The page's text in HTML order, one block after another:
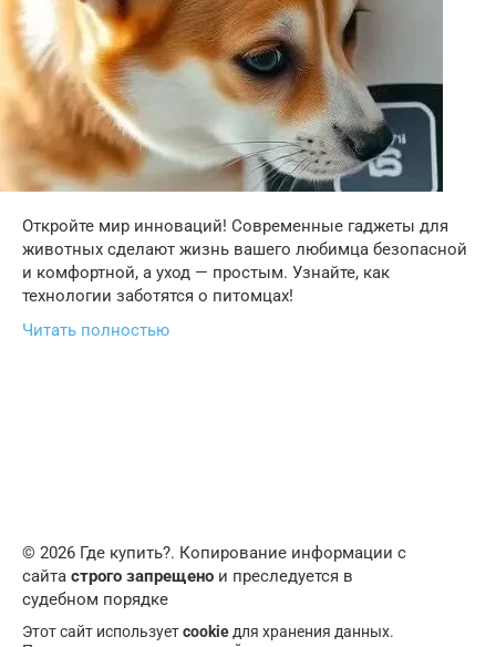
Откройте мир инноваций! Современные гаджеты для
животных сделают жизнь вашего любимца безопасной
и комфортной, а уход — простым. Узнайте, как
технологии заботятся о питомцах!
Читать полностью
© 2026 Где купить?. Копирование информации с
сайта строго запрещено и преследуется в
судебном порядке
Этот сайт используетcookie для хранения данных.